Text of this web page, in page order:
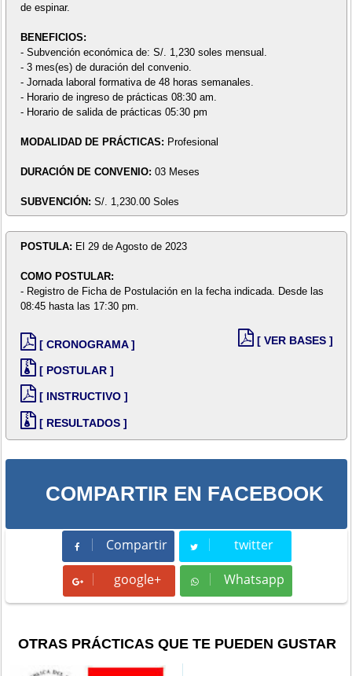
de espinar.
BENEFICIOS:
- Subvención económica de: S/. 1,230 soles mensual.
- 3 mes(es) de duración del convenio.
- Jornada laboral formativa de 48 horas semanales.
- Horario de ingreso de prácticas 08:30 am.
- Horario de salida de prácticas 05:30 pm
MODALIDAD DE PRÁCTICAS: Profesional
DURACIÓN DE CONVENIO: 03 Meses
SUBVENCIÓN: S/. 1,230.00 Soles
POSTULA: El 29 de Agosto de 2023
COMO POSTULAR:
- Registro de Ficha de Postulación en la fecha indicada. Desde las
08:45 hasta las 17:30 pm.
[ CRONOGRAMA ]
[ POSTULAR ]
[ INSTRUCTIVO ]
[ RESULTADOS ]
[ VER BASES ]
COMPARTIR EN FACEBOOK
Compartir
Compartir twitter
Tweet
google+ Whatsapp
Whatsapp
OTRAS PRÁCTICAS QUE TE PUEDEN GUSTAR